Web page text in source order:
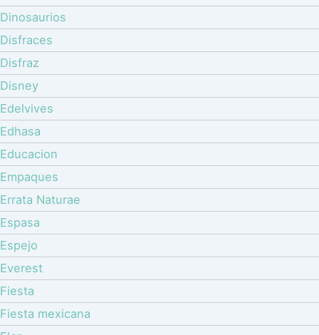
Dinosaurios
Disfraces
Disfraz
Disney
Edelvives
Edhasa
Educacion
Empaques
Errata Naturae
Espasa
Espejo
Everest
Fiesta
Fiesta mexicana